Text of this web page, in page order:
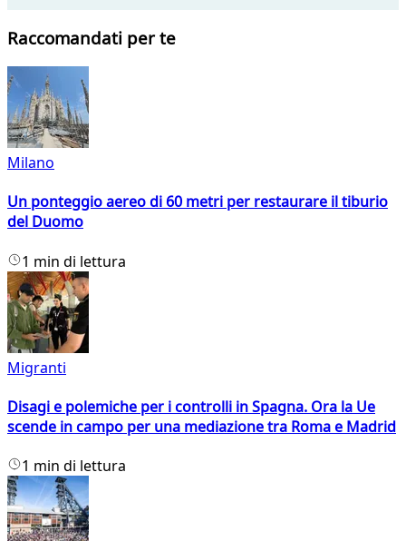
Raccomandati per te
Milano
Un ponteggio aereo di 60 metri per restaurare il tiburio
del Duomo
1 min di lettura
Migranti
Disagi e polemiche per i controlli in Spagna. Ora la Ue
scende in campo per una mediazione tra Roma e Madrid
1 min di lettura